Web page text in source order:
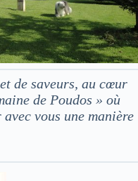
de saveurs, au cœur
de Poudos » où
vous une manière